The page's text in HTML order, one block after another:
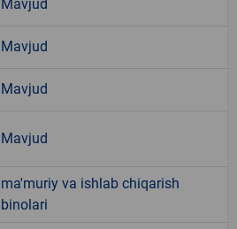
Mavjud
Mavjud
Mavjud
Mavjud
ma'muriy va ishlab chiqarish
binolari